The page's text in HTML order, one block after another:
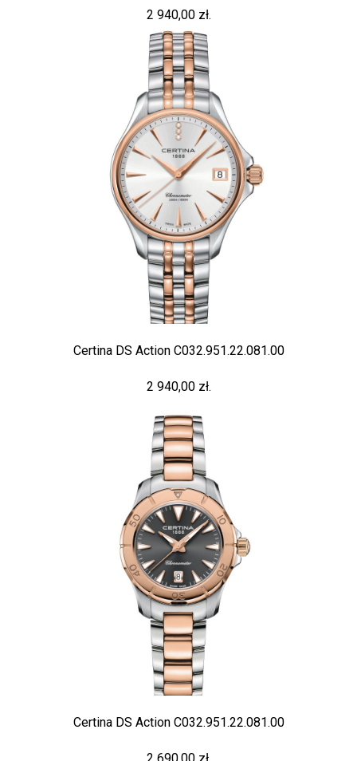
2 940,00 zł.
Certina DS Action C032.951.22.081.00
2 940,00 zł.
Certina DS Action C032.951.22.081.00